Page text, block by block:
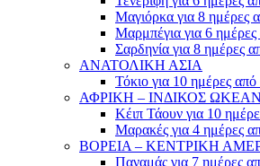
Μαγιόρκα για 8 ημέρες
Μαρμπέγια για 6
Σαρδηνία για 8 ημέρες
ΑΝΑΤΟΛΙΚΗ ΑΣΙΑ
Τόκιο για 10 ημέρες
ΑΦΡΙΚΗ – ΙΝΔΙΚΟΣ
Κέιπ Τάουν για 10
Μαρακές για 4 ημέρες
ΒΟΡΕΙΑ – ΚΕΝΤΡΙΚΗ
Παναμάς για 7 ημέρες